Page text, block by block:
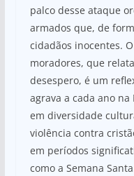
palco desse ataque
armados que, de
cidadãos inocentes.
moradores, que
desespero, é um
agrava a cada ano
em diversidade
violência contra
em períodos
como a Semana